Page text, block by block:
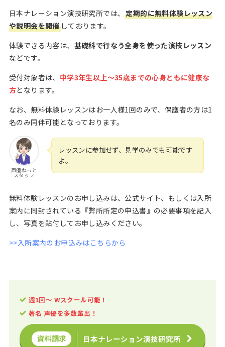
日本ナレーション演技研究所では、定期的に無料体験レッスン
や説明会を開催しております。
体験できる内容は、 基礎科で行なう全身を使った演技レッスン
などです。
受付対象者は、 中学3年生以上〜35歳までの心身ともに健康な
方となります。
なお、無料体験レッスンはお一人様1回のみで、保護者の方は1
名のみ同伴可能となっております。
声優ねっと
スタッフ
レッスンに参加せず、見学のみでも可能です
よ。
無料体験レッスンのお申し込みは、公式サイト、もしくは入所
案内に同封されている『弊所所定の申込書』の必要事項を記入
し、写真を貼付してお申し込みください。
>>入所案内のお申込みはこちらから
週1回〜 Wスクール可能！
著名 声優を多数輩出！
資料請求 日本ナレーション演技研究所